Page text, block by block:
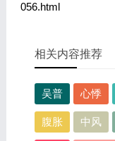
056.html
相关内容推荐
吴普 心悸
腹胀 中风